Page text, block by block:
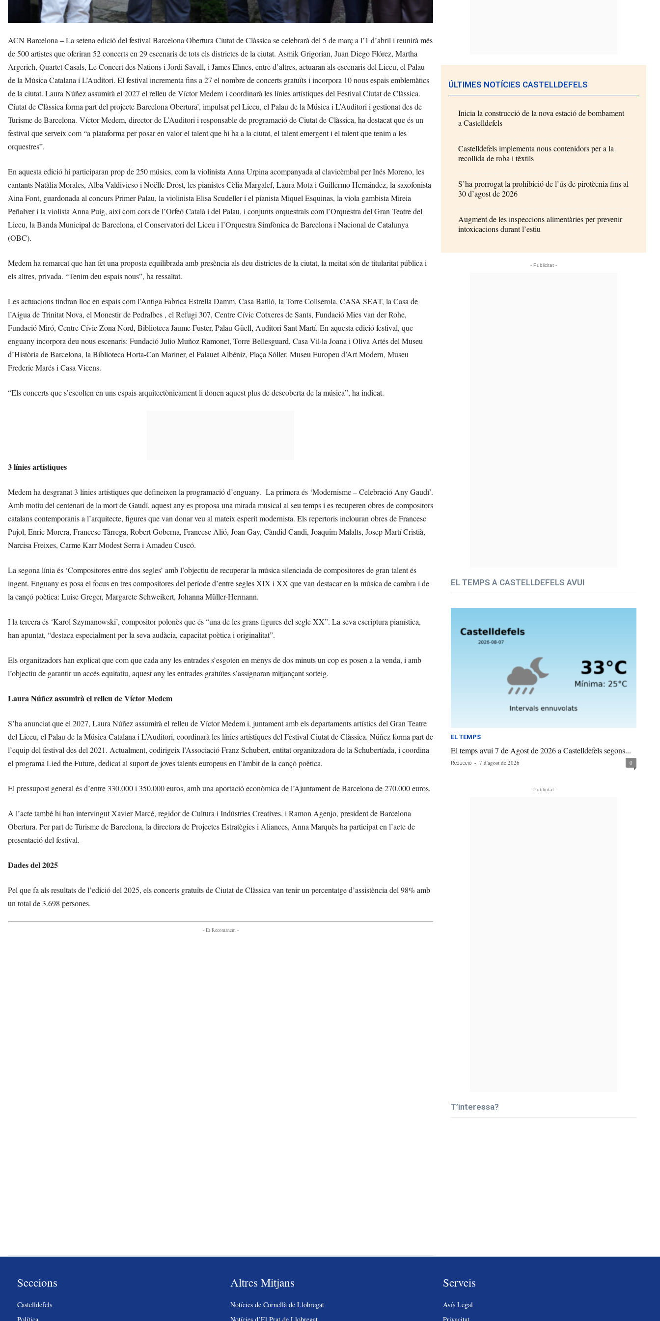
ACN Barcelona – La setena edició del festival Barcelona Obertura Ciutat de Clàssica se celebrarà del 5 de març a l’1 d’abril i reunirà més
de 500 artistes que oferiran 52 concerts en 29 escenaris de tots els districtes de la ciutat. Asmik Grigorian, Juan Diego Flórez, Martha
Argerich, Quartet Casals, Le Concert des Nations i Jordi Savall, i James Ehnes, entre d’altres, actuaran als escenaris del Liceu, el Palau
de la Música Catalana i L’Auditori. El festival incrementa fins a 27 el nombre de concerts gratuïts i incorpora 10 nous espais emblemàtics
de la ciutat. Laura Núñez assumirà el 2027 el relleu de Víctor Medem i coordinarà les línies artístiques del Festival Ciutat de Clàssica.
Ciutat de Clàssica forma part del projecte Barcelona Obertura’, impulsat pel Liceu, el Palau de la Música i L’Auditori i gestionat des de
Turisme de Barcelona. Víctor Medem, director de L’Auditori i responsable de programació de Ciutat de Clàssica, ha destacat que és un
festival que serveix com “a plataforma per posar en valor el talent que hi ha a la ciutat, el talent emergent i el talent que tenim a les
orquestres”.
En aquesta edició hi participaran prop de 250 músics, com la violinista Anna Urpina acompanyada al clavicèmbal per Inés Moreno, les
cantants Natàlia Morales, Alba Valdivieso i Noëlle Drost, les pianistes Cèlia Margalef, Laura Mota i Guillermo Hernández, la saxofonista
Aina Font, guardonada al concurs Primer Palau, la violinista Elisa Scudeller i el pianista Miquel Esquinas, la viola gambista Mireia
Peñalver i la violista Anna Puig, així com cors de l’Orfeó Català i del Palau, i conjunts orquestrals com l’Orquestra del Gran Teatre del
Liceu, la Banda Municipal de Barcelona, el Conservatori del Liceu i l’Orquestra Simfònica de Barcelona i Nacional de Catalunya
(OBC).
Medem ha remarcat que han fet una proposta equilibrada amb presència als deu districtes de la ciutat, la meitat són de titularitat pública i
els altres, privada. “Tenim deu espais nous”, ha ressaltat.
Les actuacions tindran lloc en espais com l’Antiga Fabrica Estrella Damm, Casa Batlló, la Torre Collserola, CASA SEAT, la Casa de
l’Aigua de Trinitat Nova, el Monestir de Pedralbes , el Refugi 307, Centre Cívic Cotxeres de Sants, Fundació Mies van der Rohe,
Fundació Miró, Centre Cívic Zona Nord, Biblioteca Jaume Fuster, Palau Güell, Auditori Sant Martí. En aquesta edició festival, que
enguany incorpora deu nous escenaris: Fundació Julio Muñoz Ramonet, Torre Bellesguard, Casa Vil·la Joana i Oliva Artés del Museu
d’Història de Barcelona, la Biblioteca Horta-Can Mariner, el Palauet Albéniz, Plaça Sóller, Museu Europeu d’Art Modern, Museu
Frederic Marés i Casa Vicens.
“Els concerts que s’escolten en uns espais arquitectònicament li donen aquest plus de descoberta de la música”, ha indicat.
3 línies artístiques
Medem ha desgranat 3 línies artístiques que defineixen la programació d’enguany. La primera és ‘Modernisme – Celebració Any Gaudí’.
Amb motiu del centenari de la mort de Gaudí, aquest any es proposa una mirada musical al seu temps i es recuperen obres de compositors
catalans contemporanis a l’arquitecte, figures que van donar veu al mateix esperit modernista. Els repertoris inclouran obres de Francesc
Pujol, Enric Morera, Francesc Tàrrega, Robert Goberna, Francesc Alió, Joan Gay, Càndid Candi, Joaquim Malalts, Josep Martí Cristià,
Narcisa Freixes, Carme Karr Modest Serra i Amadeu Cuscó.
La segona línia és ‘Compositores entre dos segles’ amb l’objectiu de recuperar la música silenciada de compositores de gran talent és
ingent. Enguany es posa el focus en tres compositores del període d’entre segles XIX i XX que van destacar en la música de cambra i de
la cançó poètica: Luise Greger, Margarete Schweikert, Johanna Müller-Hermann.
I la tercera és ‘Karol Szymanowski’, compositor polonès que és “una de les grans figures del segle XX”. La seva escriptura pianística,
han apuntat, “destaca especialment per la seva audàcia, capacitat poètica i originalitat”.
Els organitzadors han explicat que com que cada any les entrades s’esgoten en menys de dos minuts un cop es posen a la venda, i amb
l’objectiu de garantir un accés equitatiu, aquest any les entrades gratuïtes s’assignaran mitjançant sorteig.
Laura Núñez assumirà el relleu de Víctor Medem
S’ha anunciat que el 2027, Laura Núñez assumirà el relleu de Víctor Medem i, juntament amb els departaments artístics del Gran Teatre
del Liceu, el Palau de la Música Catalana i L’Auditori, coordinarà les línies artístiques del Festival Ciutat de Clàssica. Núñez forma part de
l’equip del festival des del 2021. Actualment, codirigeix l’Associació Franz Schubert, entitat organitzadora de la Schubertíada, i coordina
el programa Lied the Future, dedicat al suport de joves talents europeus en l’àmbit de la cançó poètica.
El pressupost general és d’entre 330.000 i 350.000 euros, amb una aportació econòmica de l’Ajuntament de Barcelona de 270.000 euros.
A l’acte també hi han intervingut Xavier Marcé, regidor de Cultura i Indústries Creatives, i Ramon Agenjo, president de Barcelona
Obertura. Per part de Turisme de Barcelona, la directora de Projectes Estratègics i Aliances, Anna Marquès ha participat en l’acte de
presentació del festival.
Dades del 2025
Pel que fa als resultats de l’edició del 2025, els concerts gratuïts de Ciutat de Clàssica van tenir un percentatge d’assistència del 98% amb
un total de 3.698 persones.
- Et Recomanem -
ÚLTIMES NOTÍCIES CASTELLDEFELS
Inicia la construcció de la nova estació de bombament
a Castelldefels
Castelldefels implementa nous contenidors per a la
recollida de roba i tèxtils
S’ha prorrogat la prohibició de l’ús de pirotècnia fins al
30 d’agost de 2026
Augment de les inspeccions alimentàries per prevenir
intoxicacions durant l’estiu
- Publicitat -
EL TEMPS A CASTELLDEFELS AVUI
EL TEMPS
El temps avui 7 de Agost de 2026 a Castelldefels segons...
Redacció - 7 d'agost de 2026 0
- Publicitat -
T’interessa?
Seccions
Castelldefels
Altres Mitjans
Notícies de Cornellà de Llobregat
Serveis
Avís Legal